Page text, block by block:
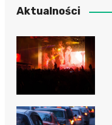
Aktualności